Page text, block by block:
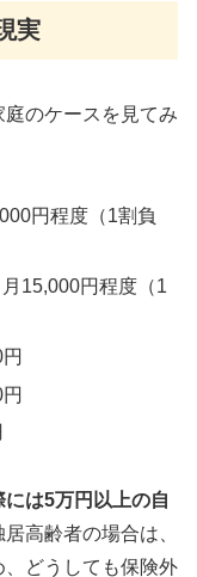
実
のケースを見てみ
円程度（1割負
15,000円程度（1
は5万円以上の自
高齢者の場合は、
どうしても保険外